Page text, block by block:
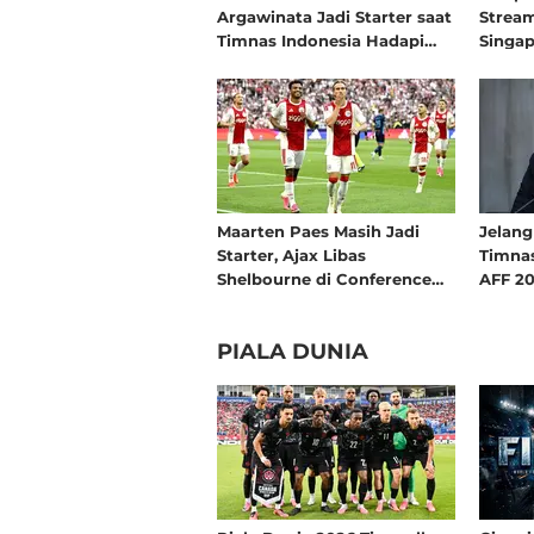
Argawinata Jadi Starter saat
Timnas Indonesia Hadapi
Pengalaman Jadi Kunci
Maarten Paes Masih Jadi
Starter, Ajax Libas
Shelbourne di Conference
AFF
PIALA DUNIA